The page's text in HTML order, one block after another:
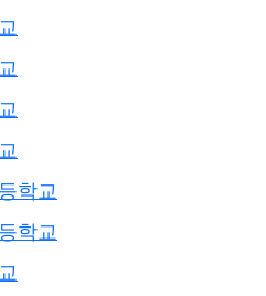
학교
학교